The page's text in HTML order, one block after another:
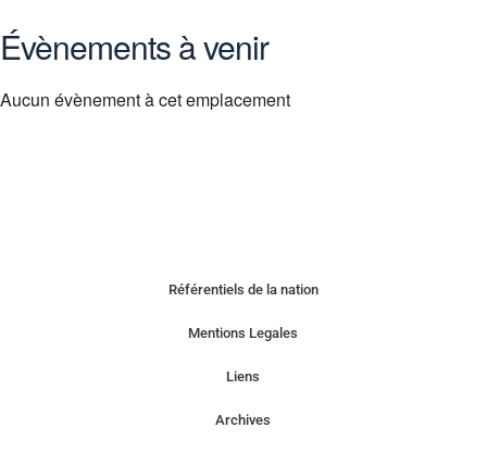
Évènements à venir
Aucun évènement à cet emplacement
Référentiels de la nation
Mentions Legales
Liens
Archives